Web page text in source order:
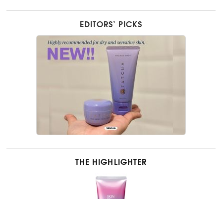
EDITORS’ PICKS
THE HIGHLIGHTER